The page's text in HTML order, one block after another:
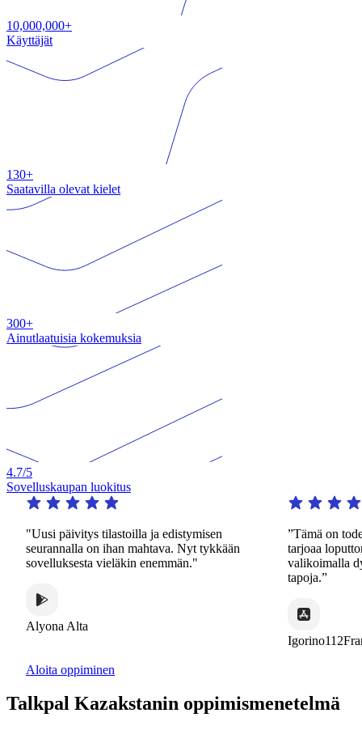
10,000,000+
Käyttäjät
130+
Saatavilla olevat kielet
300+
Ainutlaatuisia kokemuksia
4.7/5
Sovelluskaupan luokitus
"Uusi päivitys tilastoilla ja edistymisen
seurannalla on ihan mahtava. Nyt tykkään
sovelluksesta vieläkin enemmän."
Alyona Alta
”Tämä on
tarjoaa
valikoimalla
tapoja.”
Igorino112France
Aloita oppiminen
Talkpal Kazakstanin oppimismenetelmä